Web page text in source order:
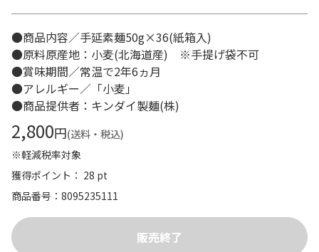
●商品内容／手延素麺50g×36(紙箱入)
●原料原産地：小麦(北海道産) ※手提げ袋不可
●賞味期間／常温で2年6ヵ月
●アレルギー／「小麦」
●商品提供者：キンダイ製麺(株)
2,800円(送料・税込)
※軽減税率対象
獲得ポイント： 28 pt
商品番号
8095235111